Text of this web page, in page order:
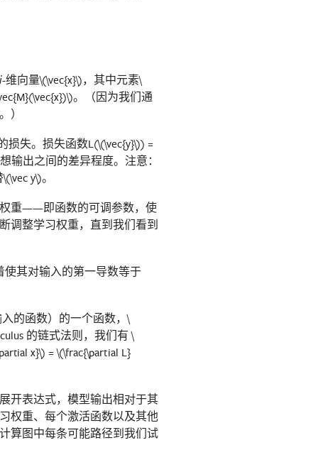
i-维向量\(\vec{x}\)，其中元素\
。（因为我们通
）
损失。损失函数L(\(\vec{y}\)) =
输出之间的差异程度。注意：
\(\vec y\)。
重——即函数的可调参数，使
调整学习权重，直到我们看到
其对输入的第一导数等于
的函数）的一个函数，\
的链式法则，我们有\
x}\) =\(\frac{\partial L}
开表达式，模型输出相对于其
权重、每个激活函数以及其他
算图中每条可能路径到我们试